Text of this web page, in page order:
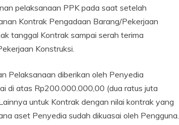
pelaksanaan PPK pada saat setelah
Kontrak Pengadaan Barang/Pekerjaan
tanggal Kontrak sampai serah terima
Konstruksi.
Pelaksanaan diberikan oleh Penyedia
di atas Rp200.000.000,00 (dua ratus juta
untuk Kontrak dengan nilai kontrak yang
aset Penyedia sudah dikuasai oleh Pengguna.